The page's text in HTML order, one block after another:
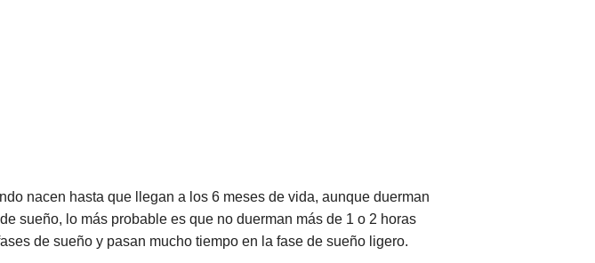
nacen hasta que llegan a los 6 meses de vida, aunque duerman
sueño, lo más probable es que no duerman más de 1 o 2 horas
de sueño y pasan mucho tiempo en la fase de sueño ligero.